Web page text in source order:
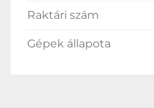
Raktári szám
Gépek állapota